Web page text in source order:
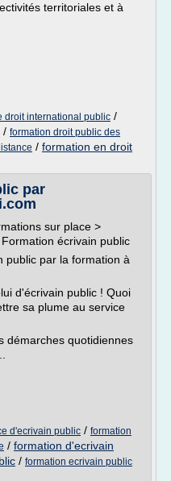
territoriales et à
droit international public /
/ formation droit public des
/ formation en droit
par
sur place >
écrivain public
public par la formation à
d'écrivain public ! Quoi
sa plume au service
démarches quotidiennes
d'ecrivain public / formation
/ formation d'ecrivain
/ formation ecrivain public